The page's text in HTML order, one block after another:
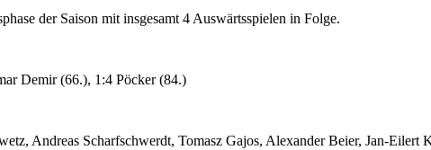
der Saison mit insgesamt 4 Auswärtsspielen in Folge.
Demir (66.), 1:4 Pöcker (84.)
Andreas Scharfschwerdt, Tomasz Gajos, Alexander Beier, Jan-Eilert